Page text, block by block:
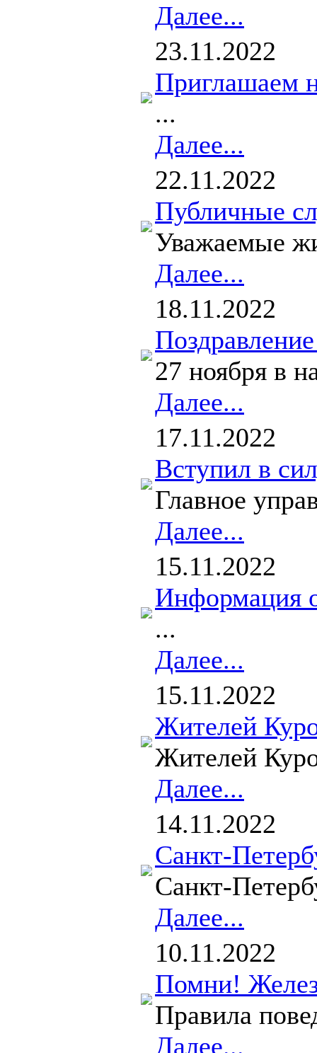
Далее...
23.11.2022
Приглашаем
...
Далее...
22.11.2022
Публичные
Уважаемые
Далее...
18.11.2022
27 ноября в
Далее...
17.11.2022
Вступил в
Главное
Далее...
15.11.2022
Информация
...
Далее...
15.11.2022
Жителей
Жителей
Далее...
14.11.2022
Санкт-
Санкт-
Далее...
10.11.2022
Помни!
Правила
Далее...